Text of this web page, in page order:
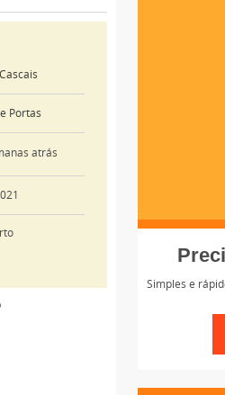
Portas
atrás
Simples e